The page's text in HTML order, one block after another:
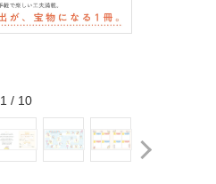
1 / 10